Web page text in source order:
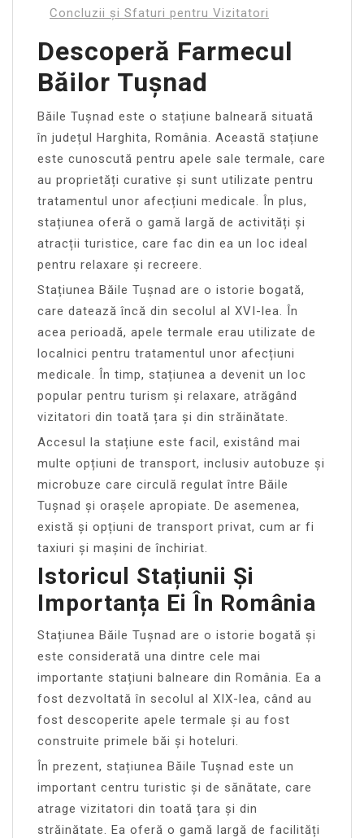
Concluzii și Sfaturi pentru Vizitatori
Descoperă Farmecul
Băilor Tușnad
Băile Tușnad este o stațiune balneară situată
în județul Harghita, România. Această stațiune
este cunoscută pentru apele sale termale, care
au proprietăți curative și sunt utilizate pentru
tratamentul unor afecțiuni medicale. În plus,
stațiunea oferă o gamă largă de activități și
atracții turistice, care fac din ea un loc ideal
pentru relaxare și recreere.
Stațiunea Băile Tușnad are o istorie bogată,
care datează încă din secolul al XVI-lea. În
acea perioadă, apele termale erau utilizate de
localnici pentru tratamentul unor afecțiuni
medicale. În timp, stațiunea a devenit un loc
popular pentru turism și relaxare, atrăgând
vizitatori din toată țara și din străinătate.
Accesul la stațiune este facil, existând mai
multe opțiuni de transport, inclusiv autobuze și
microbuze care circulă regulat între Băile
Tușnad și orașele apropiate. De asemenea,
există și opțiuni de transport privat, cum ar fi
taxiuri și mașini de închiriat.
Istoricul Stațiunii Și
Importanța Ei În România
Stațiunea Băile Tușnad are o istorie bogată și
este considerată una dintre cele mai
importante stațiuni balneare din România. Ea a
fost dezvoltată în secolul al XIX-lea, când au
fost descoperite apele termale și au fost
construite primele băi și hoteluri.
În prezent, stațiunea Băile Tușnad este un
important centru turistic și de sănătate, care
atrage vizitatori din toată țara și din
străinătate. Ea oferă o gamă largă de facilități